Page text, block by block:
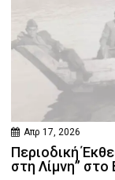
Απρ 17, 2026
Περιοδική
στη Λίμνη”